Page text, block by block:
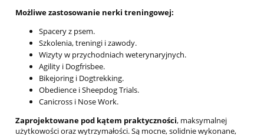
Możliwe zastosowanie nerki treningowej:
Spacery z psem.
Szkolenia, treningi i zawody.
Wizyty w przychodniach weterynaryjnych.
Agility i Dogfrisbee.
Bikejoring i Dogtrekking.
Obedience i Sheepdog Trials.
Canicross i Nose Work.
Zaprojektowane pod kątem praktyczności, maksymalnej
użytkowości oraz wytrzymałości. Są mocne, solidnie wykonane,